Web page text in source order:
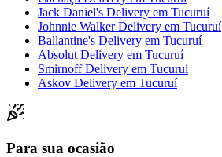
Jack Daniel's Delivery em Tucuruí
Johnnie Walker Delivery em Tucuruí
Ballantine's Delivery em Tucuruí
Absolut Delivery em Tucuruí
Smirnoff Delivery em Tucuruí
Askov Delivery em Tucuruí
Para sua ocasião